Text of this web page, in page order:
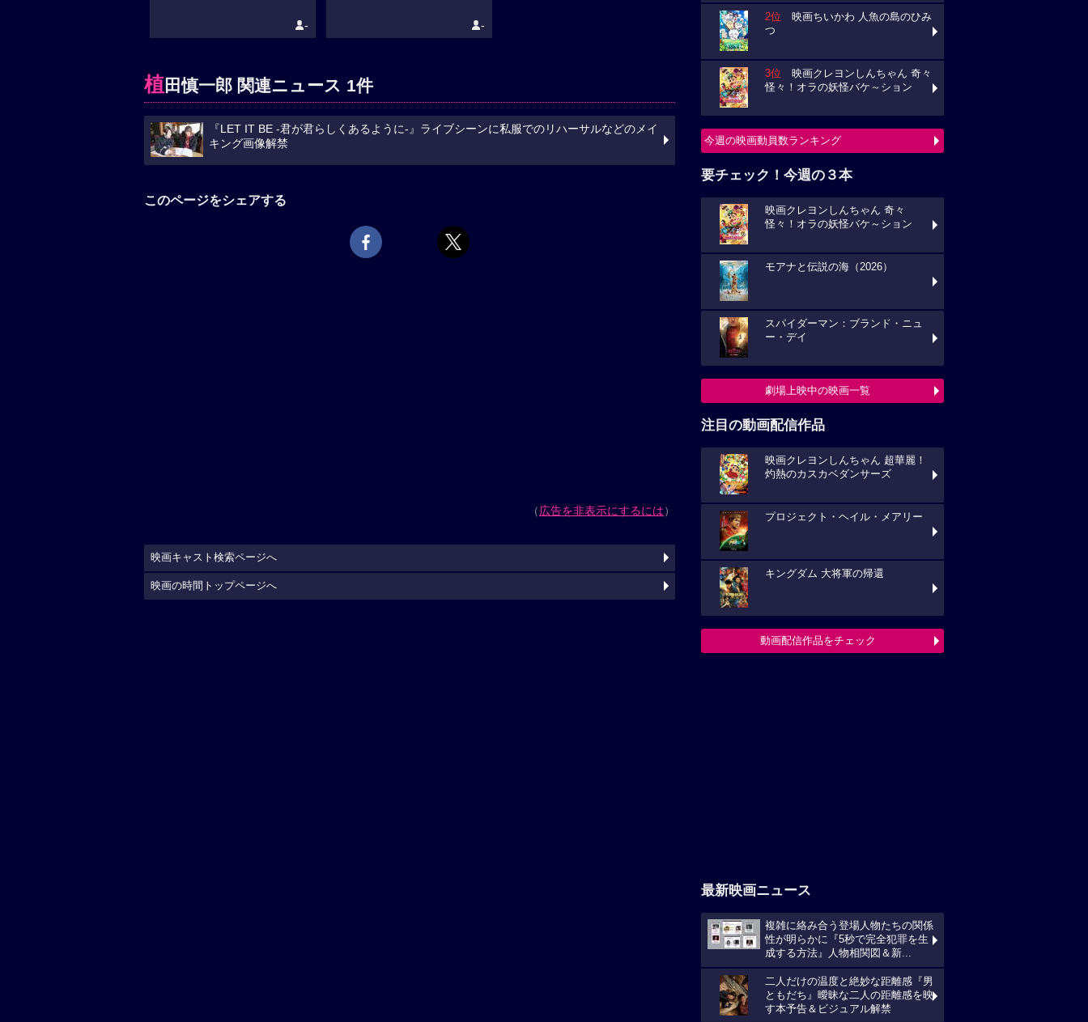
- -
植 田慎一郎 関連ニュース 1件
『LET IT BE -君が君らしくあるように-』ライブシーンに私服でのリハーサルなどのメイ
キング画像解禁
このページをシェアする
（広告を非表示にするには）
2位 映画ちいかわ 人魚の島のひみ
つ
3位 映画クレヨンしんちゃん 奇々
怪々！オラの妖怪バケ～ション
今週の映画動員数ランキング
要チェック！今週の３本
映画クレヨンしんちゃん 奇々
怪々！オラの妖怪バケ～ション
モアナと伝説の海（2026）
スパイダーマン：ブランド・ニュ
ー・デイ
劇場上映中の映画一覧
注目の動画配信作品
映画クレヨンしんちゃん 超華麗！
灼熱のカスカベダンサーズ
プロジェクト・ヘイル・メアリー
キングダム 大将軍の帰還
動画配信作品をチェック
最新映画ニュース
複雑に絡み合う登場人物たちの関係
性が明らかに『5秒で完全犯罪を生
成する方法』人物相関図＆新...
二人だけの温度と絶妙な距離感『男
ともだち』曖昧な二人の距離感を映
す本予告＆ビジュアル解禁
映画キャスト検索ページへ
映画の時間トップページへ